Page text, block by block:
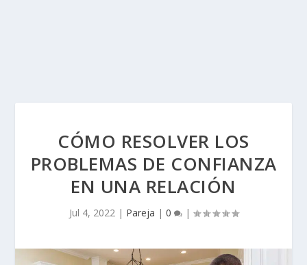
CÓMO RESOLVER LOS
PROBLEMAS DE CONFIANZA
EN UNA RELACIÓN
Jul 4, 2022| Pareja | 0 |